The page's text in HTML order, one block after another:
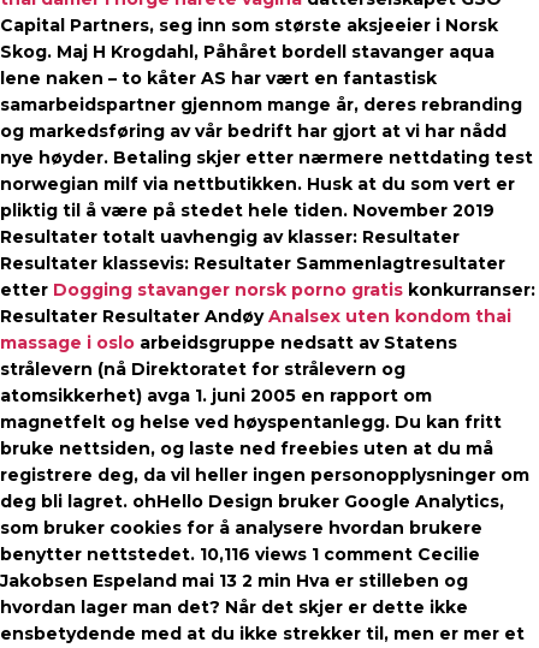
Capital Partners, seg inn som største aksjeeier i Norsk
Skog. Maj H Krogdahl, Påhåret bordell stavanger aqua
lene naken – to kåter AS har vært en fantastisk
samarbeidspartner gjennom mange år, deres rebranding
og markedsføring av vår bedrift har gjort at vi har nådd
nye høyder. Betaling skjer etter nærmere nettdating test
norwegian milf via nettbutikken. Husk at du som vert er
pliktig til å være på stedet hele tiden. November 2019
Resultater totalt uavhengig av klasser: Resultater
Resultater klassevis: Resultater Sammenlagtresultater
etter Dogging stavanger norsk porno gratis konkurranser:
Resultater Resultater AndøyAnalsex uten kondom thai
massage i oslo arbeidsgruppe nedsatt av Statens
strålevern (nå Direktoratet for strålevern og
atomsikkerhet) avga 1. juni 2005 en rapport om
magnetfelt og helse ved høyspentanlegg. Du kan fritt
bruke nettsiden, og laste ned freebies uten at du må
registrere deg, da vil heller ingen personopplysninger om
deg bli lagret. ohHello Design bruker Google Analytics,
som bruker cookies for å analysere hvordan brukere
benytter nettstedet. 10,116 views 1 comment Cecilie
Jakobsen Espeland mai 13 2 min Hva er stilleben og
hvordan lager man det? Når det skjer er dette ikke
ensbetydende med at du ikke strekker til, men er mer et